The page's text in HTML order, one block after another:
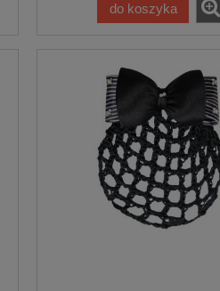
do koszyka